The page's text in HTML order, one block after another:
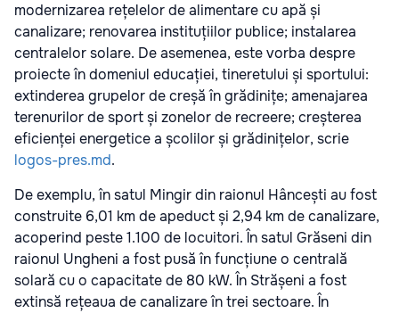
modernizarea rețelelor de alimentare cu apă și
canalizare; renovarea instituțiilor publice; instalarea
centralelor solare. De asemenea, este vorba despre
proiecte în domeniul educației, tineretului și sportului:
extinderea grupelor de creșă în grădinițe; amenajarea
terenurilor de sport și zonelor de recreere; creșterea
eficienței energetice a școlilor și grădinițelor, scrie
logos-pres.md.
De exemplu, în satul Mingir din raionul Hâncești au fost
construite 6,01 km de apeduct și 2,94 km de canalizare,
acoperind peste 1.100 de locuitori. În satul Grăseni din
raionul Ungheni a fost pusă în funcțiune o centrală
solară cu o capacitate de 80 kW. În Strășeni a fost
extinsă rețeaua de canalizare în trei sectoare. În